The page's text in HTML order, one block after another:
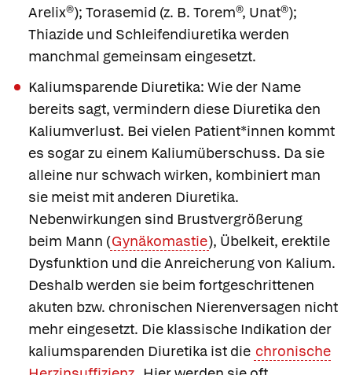
Arelix®); Torasemid (z. B. Torem®, Unat®);
Thiazide und Schleifendiuretika werden
manchmal gemeinsam eingesetzt.
Kaliumsparende Diuretika: Wie der Name
bereits sagt, vermindern diese Diuretika den
Kaliumverlust. Bei vielen Patient*innen kommt
es sogar zu einem Kaliumüberschuss. Da sie
alleine nur schwach wirken, kombiniert man
sie meist mit anderen Diuretika.
Nebenwirkungen sind Brustvergrößerung
beim Mann (Gynäkomastie), Übelkeit, erektile
Dysfunktion und die Anreicherung von Kalium.
Deshalb werden sie beim fortgeschrittenen
akuten bzw. chronischen Nierenversagen nicht
mehr eingesetzt. Die klassische Indikation der
kaliumsparenden Diuretika ist die chronische